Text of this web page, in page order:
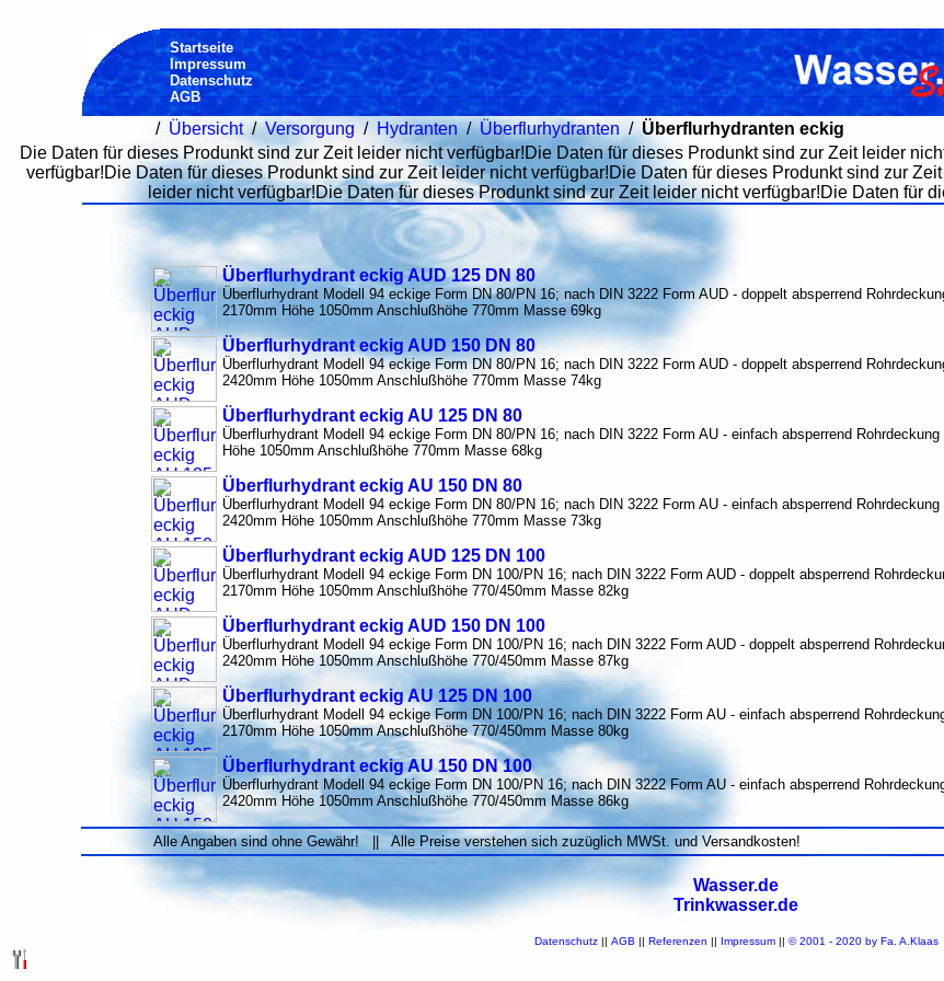
Startseite
Impressum
Datenschutz
AGB
/ Übersicht/Versorgung / Hydranten/Überflurhydranten/Überflurhydranten eckig
Die Daten für dieses Produnkt sind zur Zeit leider nicht verfügbar!Die Daten für dieses Produnkt sind zur Zeit leider
verfügbar!Die Daten für dieses Produnkt sind zur Zeit leider nicht verfügbar!Die Daten für dieses Produnkt sind zur
leider nicht verfügbar!Die Daten für dieses Produnkt sind zur Zeit leider nicht verfügbar!Die Daten für
Überflurhydrant eckig AUD 125 DN 80
Überflurhydrant Modell 94 eckige Form DN 80/PN 16; nach DIN 3222 Form AUD - doppelt absperrend
2170mm Höhe 1050mm Anschlußhöhe 770mm Masse 69kg
Überflurhydrant eckig AUD 150 DN 80
Überflurhydrant Modell 94 eckige Form DN 80/PN 16; nach DIN 3222 Form AUD - doppelt absperrend
2420mm Höhe 1050mm Anschlußhöhe 770mm Masse 74kg
Überflurhydrant eckig AU 125 DN 80
Überflurhydrant Modell 94 eckige Form DN 80/PN 16; nach DIN 3222 Form AU - einfach absperrend
Höhe 1050mm Anschlußhöhe 770mm Masse 68kg
Überflurhydrant eckig AU 150 DN 80
Überflurhydrant Modell 94 eckige Form DN 80/PN 16; nach DIN 3222 Form AU - einfach absperrend
2420mm Höhe 1050mm Anschlußhöhe 770mm Masse 73kg
Überflurhydrant eckig AUD 125 DN 100
Überflurhydrant Modell 94 eckige Form DN 100/PN 16; nach DIN 3222 Form AUD - doppelt absperrend
2170mm Höhe 1050mm Anschlußhöhe 770/450mm Masse 82kg
Überflurhydrant eckig AUD 150 DN 100
Überflurhydrant Modell 94 eckige Form DN 100/PN 16; nach DIN 3222 Form AUD - doppelt absperrend
2420mm Höhe 1050mm Anschlußhöhe 770/450mm Masse 87kg
Überflurhydrant eckig AU 125 DN 100
Überflurhydrant Modell 94 eckige Form DN 100/PN 16; nach DIN 3222 Form AU - einfach absperrend
2170mm Höhe 1050mm Anschlußhöhe 770/450mm Masse 80kg
Überflurhydrant eckig AU 150 DN 100
Überflurhydrant Modell 94 eckige Form DN 100/PN 16; nach DIN 3222 Form AU - einfach absperrend
2420mm Höhe 1050mm Anschlußhöhe 770/450mm Masse 86kg
Alle Angaben sind ohne Gewähr! || Alle Preise verstehen sich zuzüglich MWSt. und Versandkosten!
Wasser.de
Trinkwasser.de
Datenschutz|| AGB || Referenzen || Impressum|| © 2001 - 2020 by Fa. A.Klaas